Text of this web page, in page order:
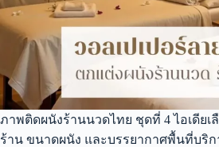
ภาพติดผนังร้านนวดไทย ชุดที่ 4 ไอเดีย
ร้าน ขนาดผนัง และบรรยากาศพื้นที่บริก